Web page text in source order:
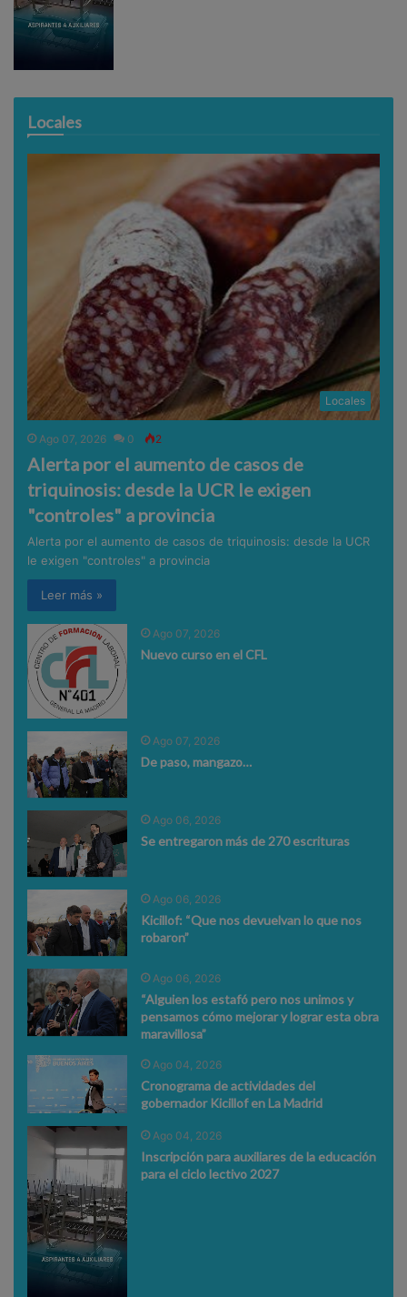
Locales
Locales
Ago 07, 2026 0 2
Alerta por el aumento de casos de
triquinosis: desde la UCR le exigen
"controles" a provincia
Alerta por el aumento de casos de triquinosis: desde la UCR
le exigen "controles" a provincia
Leer más »
Ago 07, 2026
Nuevo curso en el CFL
Ago 07, 2026
De paso, mangazo…
Ago 06, 2026
Se entregaron más de 270 escrituras
Ago 06, 2026
Kicillof: “Que nos devuelvan lo que nos
robaron”
Ago 06, 2026
“Alguien los estafó pero nos unimos y
pensamos cómo mejorar y lograr esta obra
maravillosa”
Ago 04, 2026
Cronograma de actividades del
gobernador Kicillof en La Madrid
Ago 04, 2026
Inscripción para auxiliares de la educación
para el ciclo lectivo 2027